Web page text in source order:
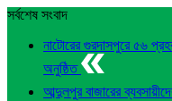
সর্বশেষ সংবাদ
নাটোরের গুরদাসপুরে ৫৬ প্রহর
অনুষ্ঠিত
আব্দুলপুর বাজারের